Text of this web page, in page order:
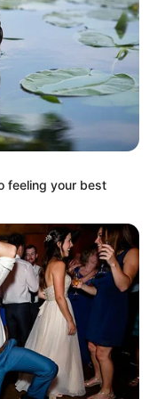
ΨΗΦΟΔΕΛΤΙΑ
ΣΥΝΕΠΕΙΑ ΝΑ
ΕΚΛΟΓΩΝ.
feeling your best